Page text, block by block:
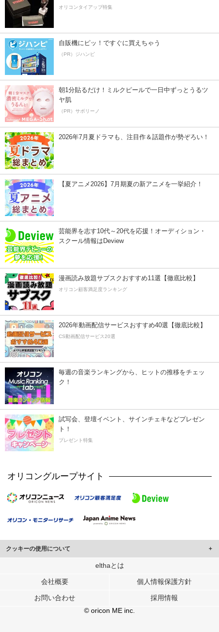
オリコンタイアップ特集
自販機にピッ！ですぐに買えちゃう
（PR）ジハンピ
朝1分貼るだけ！ミルクピールで一日中ずっとうるツ
ヤ肌
（PR）サボリーノ
2026年7月夏ドラマも、注目作＆話題作が勢ぞろい！
【夏アニメ2026】7月期夏の新アニメを一挙紹介！
芸能界を志す10代～20代を応援！オーディション・
スクール情報はDeview
漫画読み放題サブスクおすすめ11選【徹底比較】
オリコン顧客満足度ランキング
2026年動画配信サービスおすすめ40選【徹底比較】
CS動画配信サービス20選
毎週の音楽ランキングから、ヒットの推移をチェッ
ク！
試写会、登壇イベント、サインチェキなどプレゼン
ト！
プレゼント特集
オリコングループサイト
クッキーの使用について
このサイトでは Cookie を使用して、ユーザーに合わせたコンテンツや広告の
行っています。
メディアや広告配信、データ解析の各パートナーに提供しています。
各パートナーは、この情報とユーザーが各パートナーに提供した他の情報や、
ユーザーが各パートナーのサービスを使用したときに収集した他の情報を組み
elthaとは
会社概要 個人情報保護方針
お問い合わせ
採用情報
© oricon ME inc.